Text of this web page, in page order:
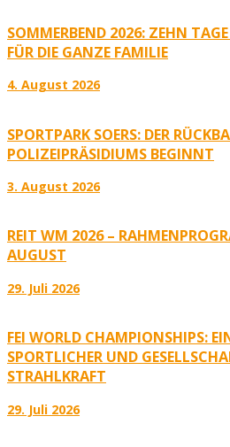
SOMMERBEND 2026: ZEHN
FÜR DIE GANZE FAMILIE
4. August 2026
SPORTPARK SOERS: DER
POLIZEIPRÄSIDIUMS BEGINNT
3. August 2026
REIT WM 2026 –
AUGUST
29. Juli 2026
FEI WORLD CHAMPIONSHIPS:
PORTLICHER UND
TRAHLKRAFT
29. Juli 2026